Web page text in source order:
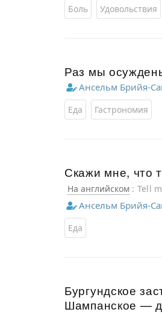
Боль Удовольствия
Раз мы
Ансельм Брийя-
Еда Гастрономия
Скажи мне, что
На английском : Tell
Ансельм Брийя-
Еда
Бургундское
Шампанское —